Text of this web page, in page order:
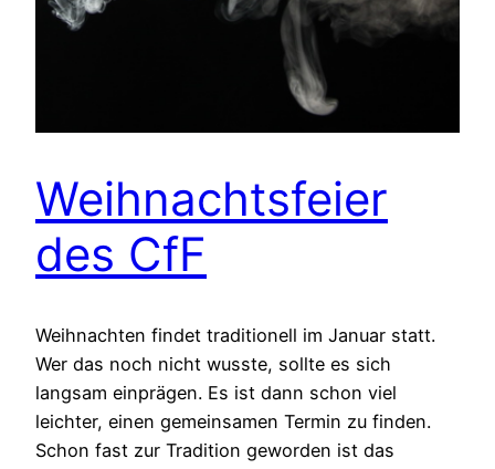
Weihnachtsfeier
des CfF
Weihnachten findet traditionell im Januar statt.
Wer das noch nicht wusste, sollte es sich
langsam einprägen. Es ist dann schon viel
leichter, einen gemeinsamen Termin zu finden.
Schon fast zur Tradition geworden ist das